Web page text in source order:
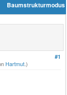
Baumstrukturmodus
#1
Hartmut.)